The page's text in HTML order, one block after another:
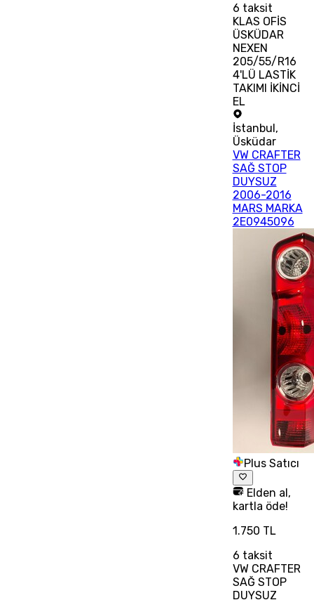
6 taksit
KLAS OFİS
ÜSKÜDAR
NEXEN
205/55/R16
4'LÜ LASTİK
TAKIMI İKİNCİ
EL
İstanbul,
Üsküdar
VW CRAFTER
SAĞ STOP
DUYSUZ
2006-2016
MARS MARKA
2E0945096
Plus Satıcı
Elden al,
kartla öde!
1.750 TL
6 taksit
VW CRAFTER
SAĞ STOP
DUYSUZ